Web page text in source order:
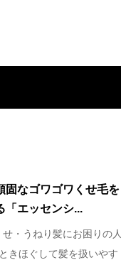
固なゴワゴワくせ毛を
「エッセンシ...
・うねり髪にお困りの人
きほぐして髪を扱いやす